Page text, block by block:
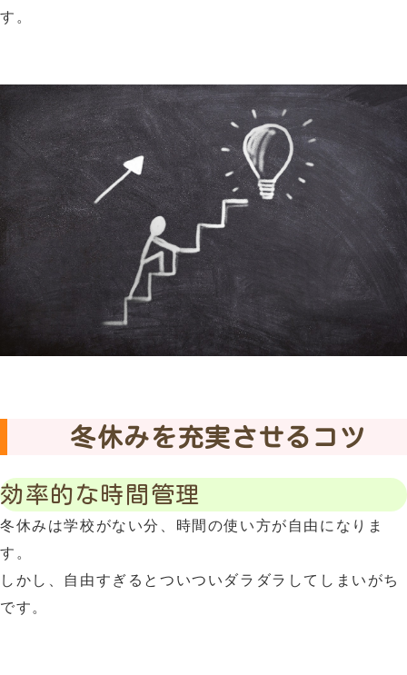
す。
冬休みを充実させるコツ
効率的な時間管理
冬休みは学校がない分、時間の使い方が自由になりま
す。
しかし、自由すぎるとついついダラダラしてしまいがち
です。